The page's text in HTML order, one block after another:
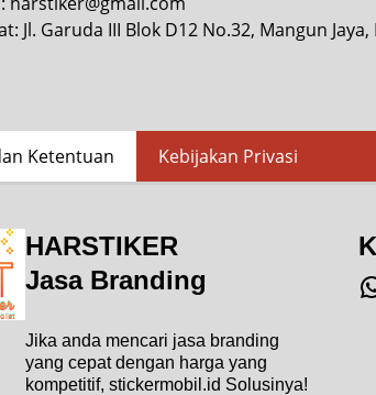
Jl. Garuda III Blok D12 No.32, Mangun
Ketentuan Kebijakan Privasi
HARSTIKER
Jasa Branding
Jika anda mencari jasa branding
yang cepat dengan harga yang
kompetitif, stickermobil.id Solusinya!